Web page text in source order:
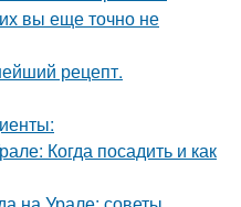
вы еще точно не
рецепт.
Когда посадить и как